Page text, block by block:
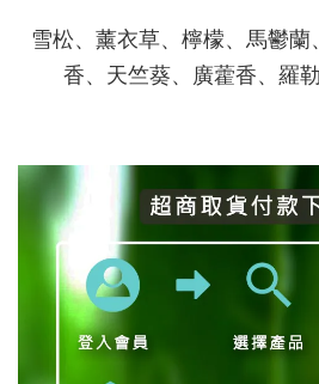
雪松、薰衣草、檸檬、馬鬱蘭
香、天竺葵、廣藿香、羅